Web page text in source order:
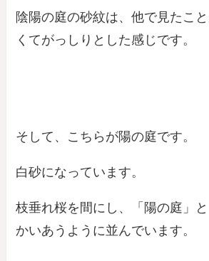
陰陽の庭の砂紋は、他で見たこ
くてがっしりとした感じです。
そして、こちらが陽の庭です。
白砂になっています。
枝垂れ桜を間にし、「陽の庭」
かいあうように並んでいます。